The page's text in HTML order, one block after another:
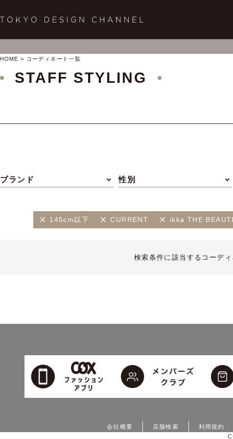
HOME コーディネート一覧
STAFF STYLING
ブランド 性別
145cm以下 CURRENT ikka THE
検索条件に該当するコーデ
会社概要 店舗検索 利用規約